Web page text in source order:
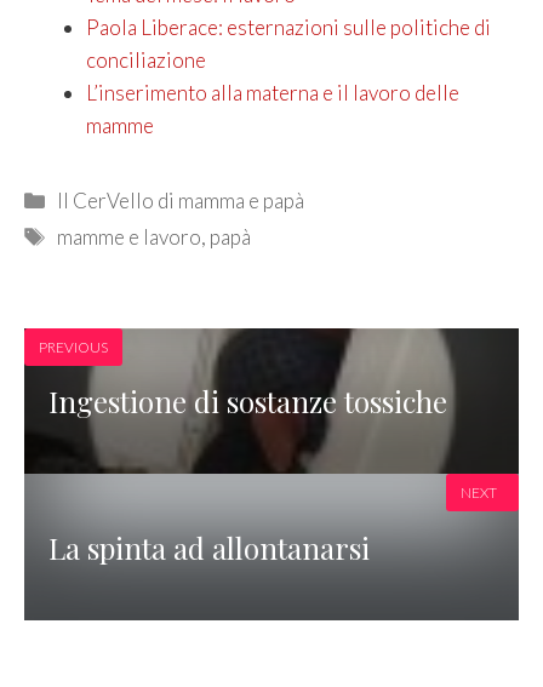
Paola Liberace: esternazioni sulle politiche di
conciliazione
L’inserimento alla materna e il lavoro delle
mamme
Categories
Il CerVello di mamma e papà
Tags
mamme e lavoro, papà
PREVIOUS
Ingestione di sostanze tossiche
La spinta ad allontanarsi
NEXT